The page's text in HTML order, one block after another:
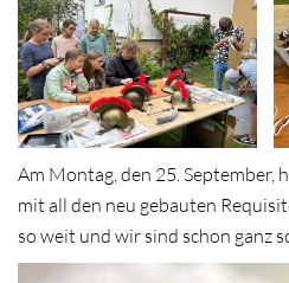
Am Montag, den 25. September,
mit all den neu gebauten
so weit und wir sind schon ganz